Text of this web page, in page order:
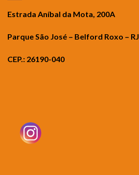
Estrada Aníbal da Mota, 200A
Parque São José – Belford Roxo – RJ
CEP.: 26190-040